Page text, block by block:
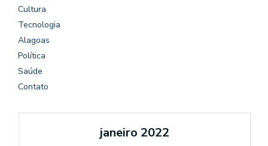
Cultura
Tecnologia
Alagoas
Política
Saúde
Contato
janeiro 2022